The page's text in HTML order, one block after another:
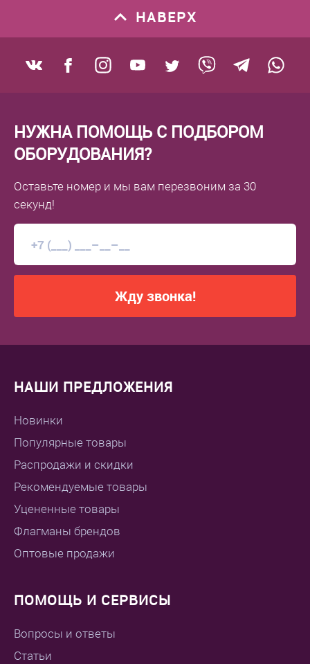
НАВЕРХ
НУЖНА ПОМОЩЬ С ПОДБОРОМ
ОБОРУДОВАНИЯ?
Оставьте номер и мы вам перезвоним за 30
секунд!
Жду звонка!
НАШИ ПРЕДЛОЖЕНИЯ
Новинки
Популярные товары
Распродажи и скидки
Рекомендуемые товары
Уцененные товары
Флагманы брендов
Оптовые продажи
ПОМОЩЬ И СЕРВИСЫ
Вопросы и ответы
Статьи